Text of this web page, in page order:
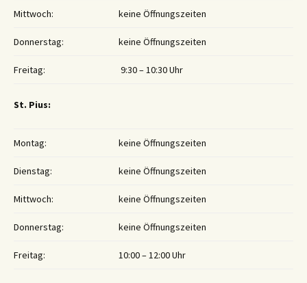
Mittwoch: keine Öffnungszeiten
Donnerstag: keine Öffnungszeiten
Freitag: 9:30 – 10:30 Uhr
St. Pius:
Montag: keine Öffnungszeiten
Dienstag: keine Öffnungszeiten
Mittwoch: keine Öffnungszeiten
Donnerstag: keine Öffnungszeiten
Freitag: 10:00 – 12:00 Uhr